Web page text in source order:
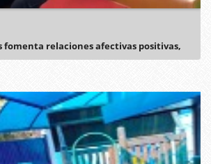
fomenta relaciones afectivas positivas,